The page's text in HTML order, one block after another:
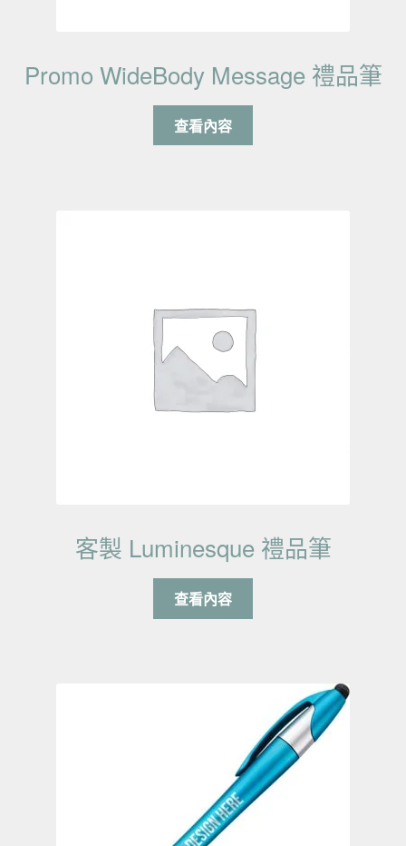
Promo WideBody Message 禮品筆
查看內容
客製 Luminesque 禮品筆
查看內容